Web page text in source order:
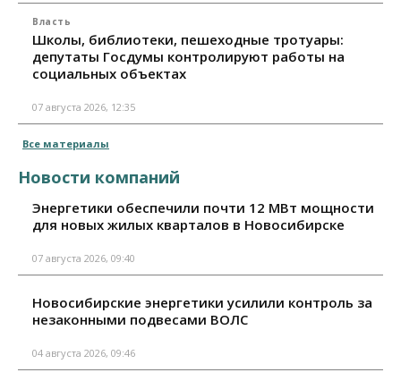
Власть
Школы, библиотеки, пешеходные тротуары:
депутаты Госдумы контролируют работы на
социальных объектах
07 августа 2026, 12:35
Все материалы
Новости компаний
Энергетики обеспечили почти 12 МВт мощности
для новых жилых кварталов в Новосибирске
07 августа 2026, 09:40
Новосибирские энергетики усилили контроль за
незаконными подвесами ВОЛС
04 августа 2026, 09:46